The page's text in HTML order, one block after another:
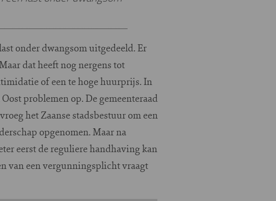
onder dwangsom uitgedeeld. Er
dat heeft nog nergens tot
of een te hoge huurprijs. In
problemen op. De gemeenteraad
het Zaanse stadsbestuur om een
opgenomen. Maar na
eerst de reguliere handhaving kan
van een vergunningsplicht vraagt